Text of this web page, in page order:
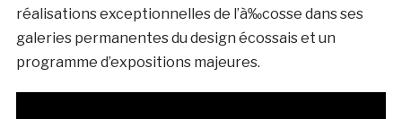
réalisations exceptionnelles de l’à‰cosse dans ses
galeries permanentes du design écossais et un
programme d’expositions majeures.